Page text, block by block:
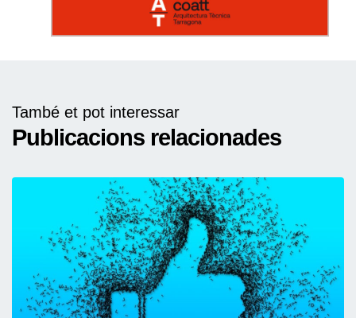
També et pot interessar
Publicacions relacionades